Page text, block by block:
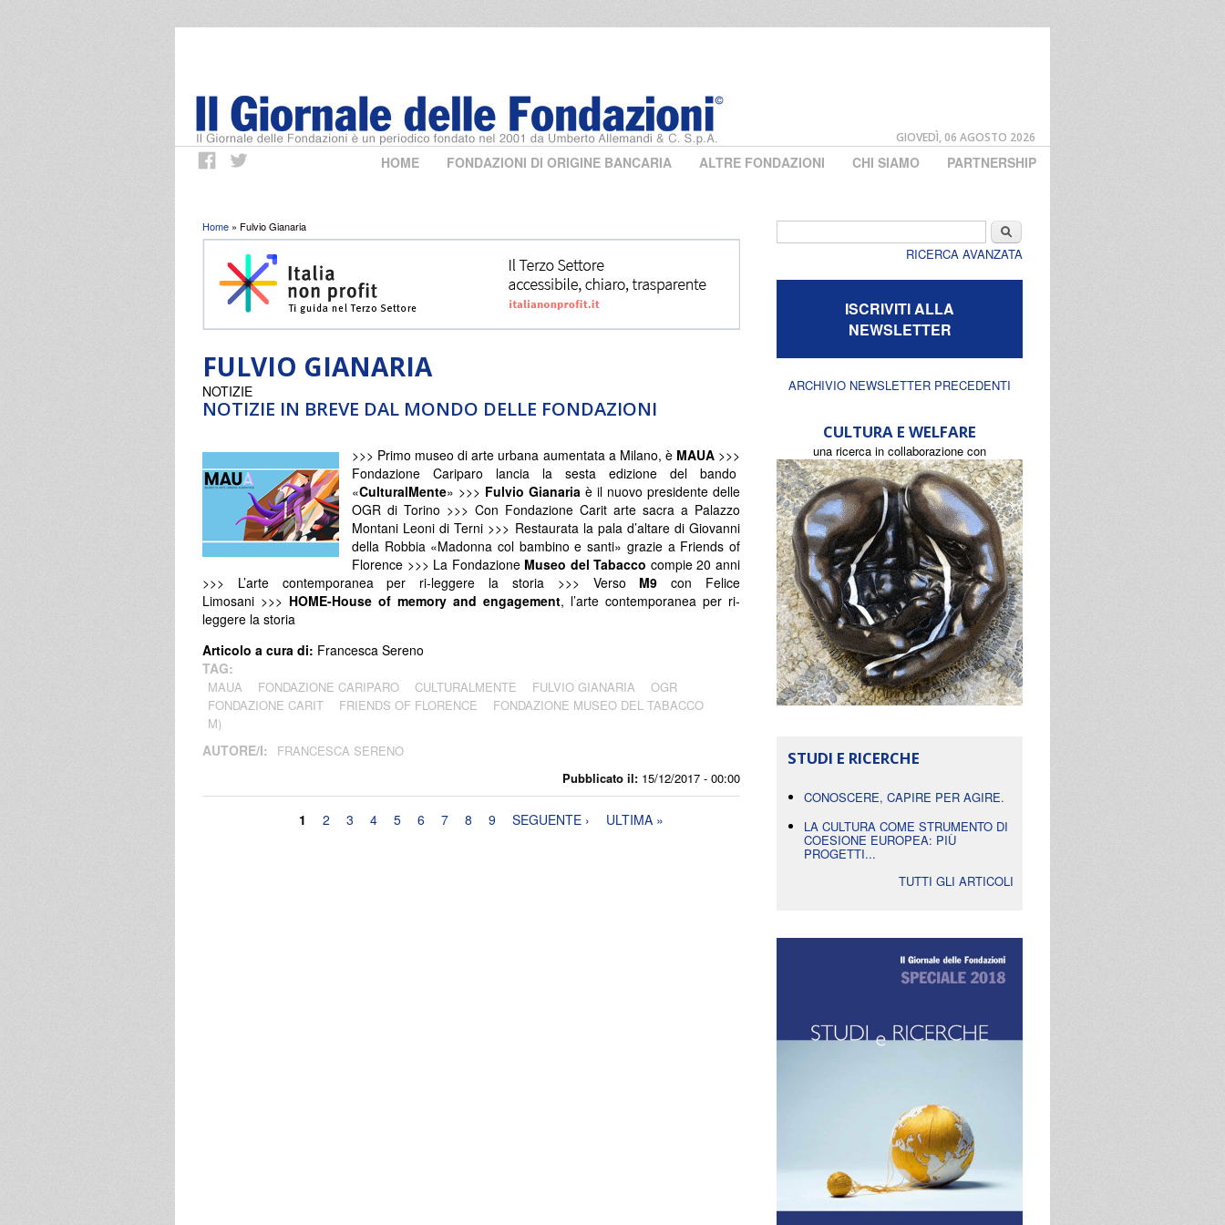
GIOVEDÌ, 06 AGOSTO 2026
HOME FONDAZIONI DI ORIGINE BANCARIA ALTRE FONDAZIONI CHI SIAMO PARTNERSHIP
Tu sei qui
Home » Fulvio Gianaria
FULVIO GIANARIA
NOTIZIE IN BREVE DAL MONDO DELLE FONDAZIONI
Pubblicato il: 15/12/2017 - 00:00
NOTIZIE
>>> Primo museo di arte urbana aumentata a Milano, è MAUA>>>
Fondazione Cariparo lancia la sesta edizione del bando
«CulturalMente» >>> Fulvio Gianaria è il nuovo presidente delle
OGR di Torino >>> Con Fondazione Carit arte sacra a Palazzo
Montani Leoni di Terni >>> Restaurata la pala d’altare di Giovanni
della Robbia «Madonna col bambino e santi» grazie a Friends of
Florence >>> La Fondazione Museo del Tabacco compie 20 anni
>>> L’arte contemporanea per ri-leggere la storia >>> Verso M9 con Felice
Limosani >>> HOME-House of memory and engagement, l’arte contemporanea per ri-
leggere la storia
Articolo a cura di: Francesca Sereno
TAG:
MAUA FONDAZIONE CARIPARO CULTURALMENTE FULVIO GIANARIA
OGR
FONDAZIONE CARIT
FRIENDS OF FLORENCE
FONDAZIONE MUSEO DEL TABACCO
M)
AUTORE/I: FRANCESCA SERENO
1 2 3 4 5 6 7 8 9 SEGUENTE › ULTIMA »
Cerca
RICERCA AVANZATA
ISCRIVITI ALLA
NEWSLETTER
ARCHIVIO NEWSLETTER PRECEDENTI
CULTURA E WELFARE
una ricerca in collaborazione con
STUDI E RICERCHE
CONOSCERE, CAPIRE PER AGIRE.
LA CULTURA COME STRUMENTO DI
COESIONE EUROPEA: PIÙ
PROGETTI...
TUTTI GLI ARTICOLI